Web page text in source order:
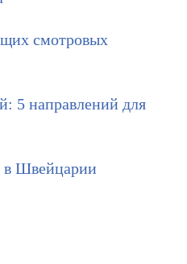
смотровых
5 направлений для
в Швейцарии